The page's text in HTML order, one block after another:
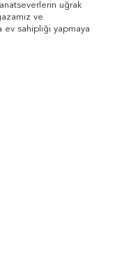
uğrak
ve
ev sahipliği yapmaya